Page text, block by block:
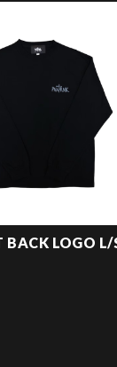
BACK LOGO L/